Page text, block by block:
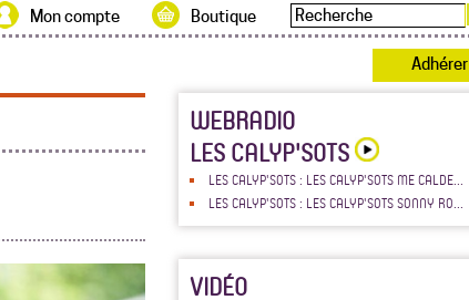
Boutique
Mon compte
Adhérer
WEBRADIO
LES CALYP'SOTS
LES CALYP'SOTS : LES CALYP'SOTS ME CALDE...
LES CALYP'SOTS : LES CALYP'SOTS SONNY RO...
VIDÉO